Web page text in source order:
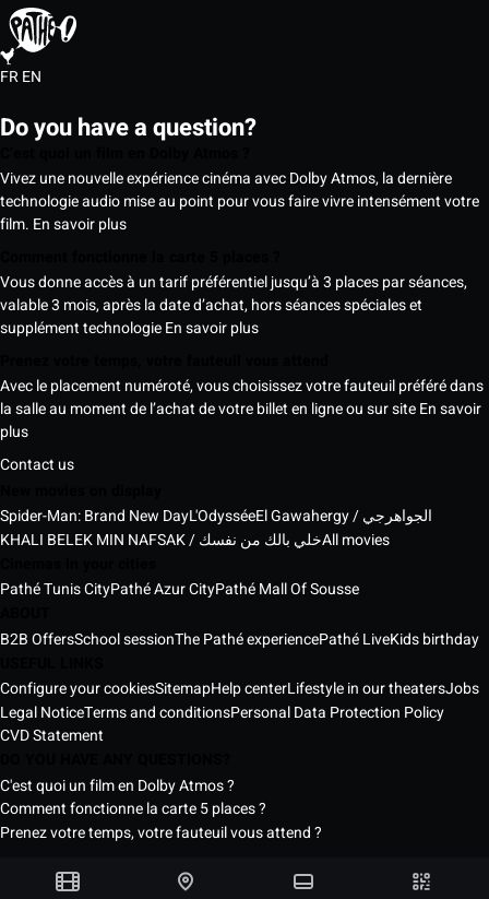
FREN
Do you have a question?
Vivez une nouvelle expérience cinéma avec Dolby Atmos, la dernière
technologie audio mise au point pour vous faire vivre intensément votre
film. En savoir plus
Vous donne accès à un tarif préférentiel jusqu’à 3 places par séances,
valable 3 mois, après la date d’achat, hors séances spéciales et
supplément technologieEn savoir plus
Avec le placement numéroté, vous choisissez votre fauteuil préféré dans
la salle au moment de l’achat de votre billet en ligne ou sur siteEn savoir
plus
Contact us
Spider-Man: Brand New DayL'Odyssée
El Gawahergy / الجواهرجي
KHALI BELEK MIN NAFSAK / خلي بالك من نفسكAll movies
Pathé Tunis CityPathé Azur CityPathé Mall Of Sousse
B2B OffersSchool sessionThe Pathé experiencePathé LiveKids birthday
Configure your cookiesSitemapHelp centerLifestyle in our theatersJobs
Legal NoticeTerms and conditionsPersonal Data Protection Policy
CVD Statement
C'est quoi un film en Dolby Atmos ?
Comment fonctionne la carte 5 places ?
Prenez votre temps, votre fauteuil vous attend ?
Pathé Tunisia Cinemas © 2026